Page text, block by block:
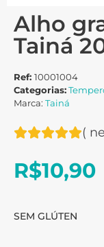
Alho
Tainá
Ref: 10001004
Categorias:
Marca: Tainá
(
R$10,90
SEM GLÚTEN